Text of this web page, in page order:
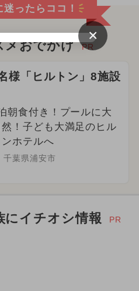
ったらココ！
メおでかけ PR
様「ヒルトン」8施設
朝食付き！プールに大
然！子ども大満足のヒル
ンホテルへ
千葉県浦安市
にイチオシ情報 PR
×